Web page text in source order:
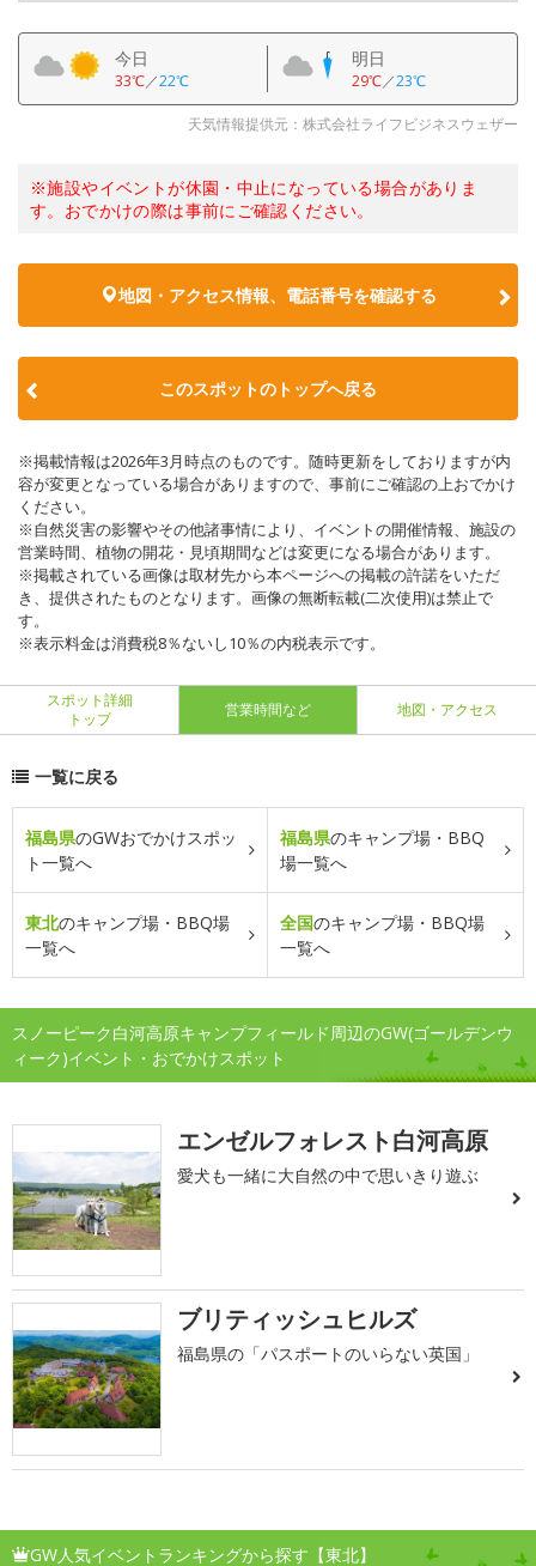
今日
33℃／22℃
明日
29℃／23℃
天気情報提供元：株式会社ライフビジネスウェザー
※施設やイベントが休園・中止になっている場合がありま
す。おでかけの際は事前にご確認ください。
地図・アクセス情報、電話番号を確認する
このスポットのトップへ戻る
※掲載情報は2026年3月時点のものです。随時更新をしておりますが内
容が変更となっている場合がありますので、事前にご確認の上おでかけ
ください。
※自然災害の影響やその他諸事情により、イベントの開催情報、施設の
営業時間、植物の開花・見頃期間などは変更になる場合があります。
※掲載されている画像は取材先から本ページへの掲載の許諾をいただ
き、提供されたものとなります。画像の無断転載(二次使用)は禁止で
す。
※表示料金は消費税8％ないし10％の内税表示です。
スポット詳細
トップ
営業時間など 地図・アクセス
一覧に戻る
福島県のGWおでかけスポッ
ト一覧へ
福島県のキャンプ場・BBQ
場一覧へ
東北のキャンプ場・BBQ場
一覧へ
全国のキャンプ場・BBQ場
一覧へ
スノーピーク白河高原キャンプフィールド周辺のGW(ゴールデンウ
ィーク)イベント・おでかけスポット
エンゼルフォレスト白河高原
愛犬も一緒に大自然の中で思いきり遊ぶ
ブリティッシュヒルズ
福島県の「パスポートのいらない英国」
GW人気イベントランキングから探す【東北】